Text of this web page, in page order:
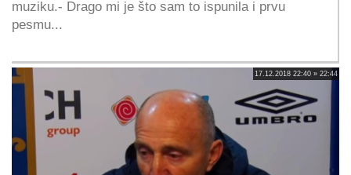
muziku.- Drago mi je što sam to ispunila i prvu
pesmu...
17.12.2018 22:40 » 22:44